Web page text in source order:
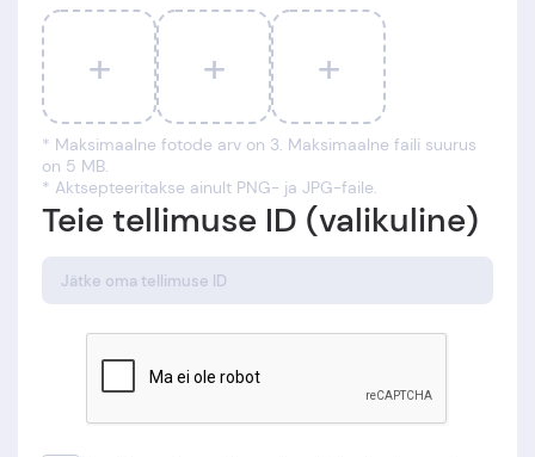
+ + +
* Maksimaalne fotode arv on 3. Maksimaalne faili suurus
on 5 MB.
* Aktsepteeritakse ainult PNG- ja JPG-faile.
Teie tellimuse ID (valikuline)